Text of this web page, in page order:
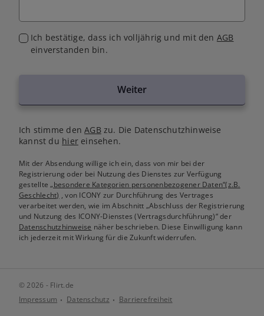
Ich bestätige, dass ich volljährig und mit den AGB
einverstanden bin.
Weiter
Ich stimme denAGB zu. Die Datenschutzhinweise
kannst du hiereinsehen.
Mit der Absendung willige ich ein, dass von mir bei der
Registrierung oder bei Nutzung des Dienstes zur Verfügung
gestellte„besondere Kategorien personenbezogener Daten“(z.B.
Geschlecht) , von ICONY zur Durchführung des Vertrages
verarbeitet werden, wie im Abschnitt „Abschluss der Registrierung
und Nutzung des ICONY-Dienstes (Vertragsdurchführung)“ der
Datenschutzhinweise näher beschrieben. Diese Einwilligung kann
ich jederzeit mit Wirkung für die Zukunft widerrufen.
© 2026 - Flirt.de
Impressum
Datenschutz Barrierefreiheit